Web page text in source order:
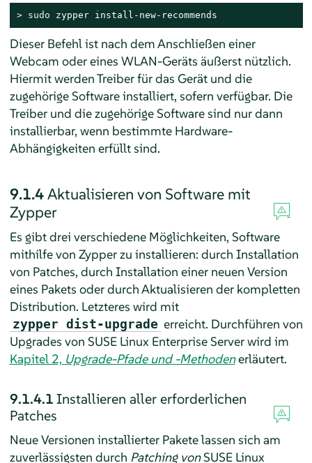
> sudo zypper install-new-recommends
Dieser Befehl ist nach dem Anschließen einer
Webcam oder eines WLAN-Geräts äußerst nützlich.
Hiermit werden Treiber für das Gerät und die
zugehörige Software installiert, sofern verfügbar. Die
Treiber und die zugehörige Software sind nur dann
installierbar, wenn bestimmte Hardware-
Abhängigkeiten erfüllt sind.
9.1.4Aktualisieren von Software mit
Zypper
Es gibt drei verschiedene Möglichkeiten, Software
mithilfe von Zypper zu installieren: durch Installation
von Patches, durch Installation einer neuen Version
eines Pakets oder durch Aktualisieren der kompletten
Distribution. Letzteres wird mit
zypper dist-upgrade erreicht. Durchführen von
Upgrades von SUSE Linux Enterprise Serverwird im
Kapitel 2, Upgrade-Pfade und -Methodenerläutert.
9.1.4.1Installieren aller erforderlichen
Patches
Neue Versionen installierter Pakete lassen sich am
zuverlässigsten durch Patching von SUSE Linux